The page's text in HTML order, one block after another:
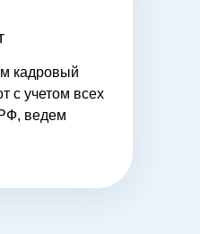
кадровый
с учетом всех
ведем